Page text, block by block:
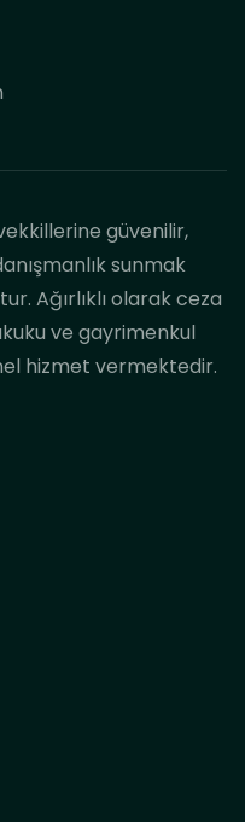
güvenilir,
sunmak
Ağırlıklı olarak ceza
ve gayrimenkul
hizmet vermektedir.